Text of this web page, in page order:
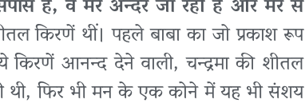
हैं, वे मेरे अन्दर जा रही हैं और मेरे से
किरणें थीं। पहले बाबा का जो प्रकाश रूप
आनन्द देने वाली, चन्द्रमा की शीतल
थी, फिर भी मन के एक कोने में यह भी संशय